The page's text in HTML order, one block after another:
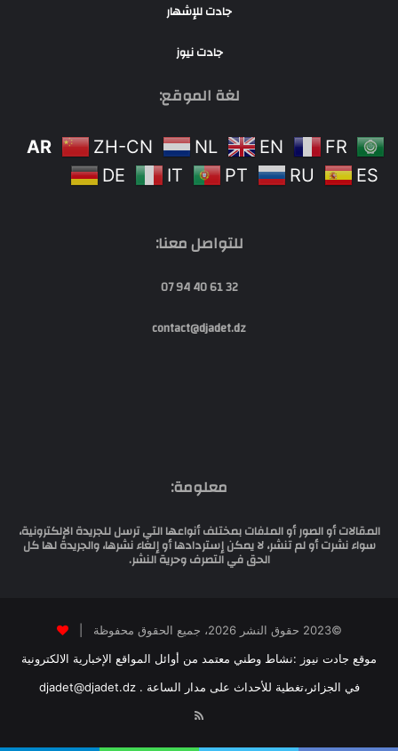
جادت للإشهار
جادت نيوز
لغة الموقع:
AR ZH-CN NL EN
FR
DE
IT PT RU ES
للتواصل معنا:
32 61 40 94 07
contact@djadet.dz
معلومة:
المقالات أو الصور أو الملفات بمختلف أنواعها التي ترسل للجريدة الإلكترونية،
سواء نشرت أو لم تنشر، لا يمكن إستردادها أو إلغاء نشرها، والجريدة لها كل
الحق في التصرف وحرية النشر.
©2023 حقوق النشر 2026، جميع الحقوق محفوظة |
موقع جادت نيوز :نشاط وطني معتمد من أوائل المواقع الإخبارية الالكترونية
في الجزائر،تغطية للأحداث على مدار الساعة . djadet@djadet.dz
RSS